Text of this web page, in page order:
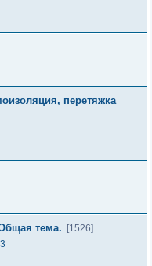
перетяжка
тема.
[1526]